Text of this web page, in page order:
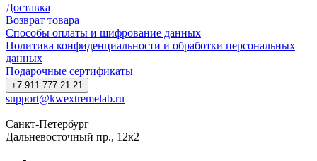
Доставка
Возврат товара
Способы оплаты и шифрование данных
Политика конфиденциальности и обработки персональных
данных
Подарочные сертификаты
+7 911 777 21 21
support@kwextremelab.ru
Санкт-Петербург
Дальневосточный пр., 12к2